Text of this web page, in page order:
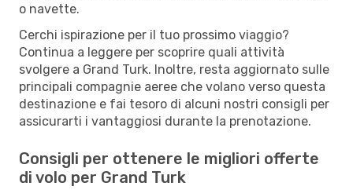
o navette.
Cerchi ispirazione per il tuo prossimo viaggio?
Continua a leggere per scoprire quali attività
svolgere a Grand Turk. Inoltre, resta aggiornato sulle
principali compagnie aeree che volano verso questa
destinazione e fai tesoro di alcuni nostri consigli per
assicurarti i vantaggiosi durante la prenotazione.
Consigli per ottenere le migliori offerte
di volo per Grand Turk